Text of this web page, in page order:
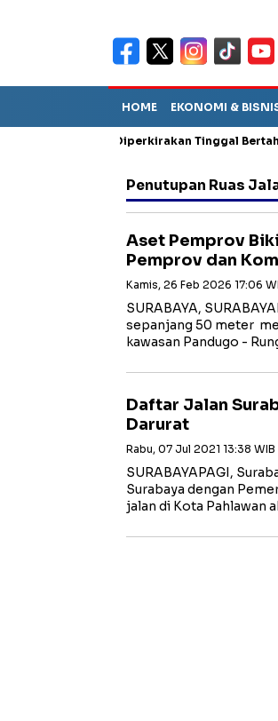
HOME EKONOMI &
Sebut TPA Diperkirakan Tinggal Bertahan
Penutupan Ruas
Aset Pemprov
Pemprov dan
Kamis, 26 Feb 2026 17:06
SURABAYA,
sepanjang 50 meter
kawasan Pandugo -
Daftar Jalan
Darurat
Rabu, 07 Jul 2021 13:38 WIB
SURABAYAPAGI,
Surabaya dengan
jalan di Kota Pahlawan